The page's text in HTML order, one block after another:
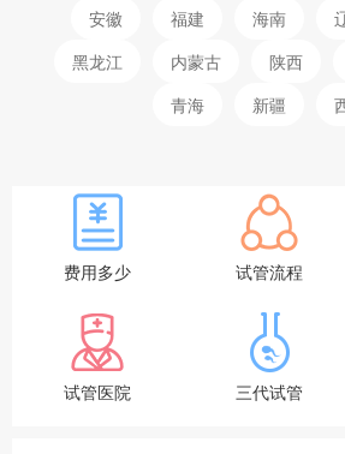
安徽
福建 海南
黑龙江
内蒙古 陕西
青海
新疆
费用多少 试管流程
试管医院 三代试管